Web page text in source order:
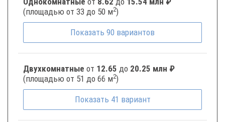
(площадью от 33 до 50 м2)
Показать 90 вариантов
Двухкомнатные от 12.65 до 20.25 млн ₽
(площадью от 51 до 66 м2)
Показать 41 вариант